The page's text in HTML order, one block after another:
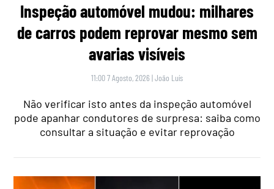
Inspeção automóvel mudou: milhares
de carros podem reprovar mesmo sem
avarias visíveis
11:00 7 Agosto, 2026 |João Luís
Não verificar isto antes da inspeção automóvel
pode apanhar condutores de surpresa: saiba como
consultar a situação e evitar reprovação